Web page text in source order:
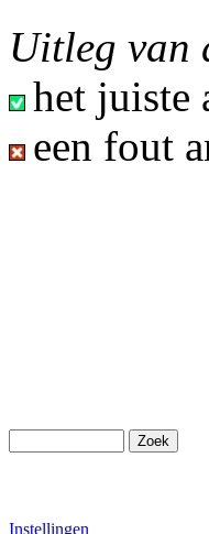
Uitleg van
het juiste
een fout
Instellingen